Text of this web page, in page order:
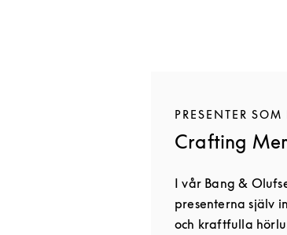
PRESENTER SOM
Crafting
I vår Bang &
presenterna själv
och kraftfulla